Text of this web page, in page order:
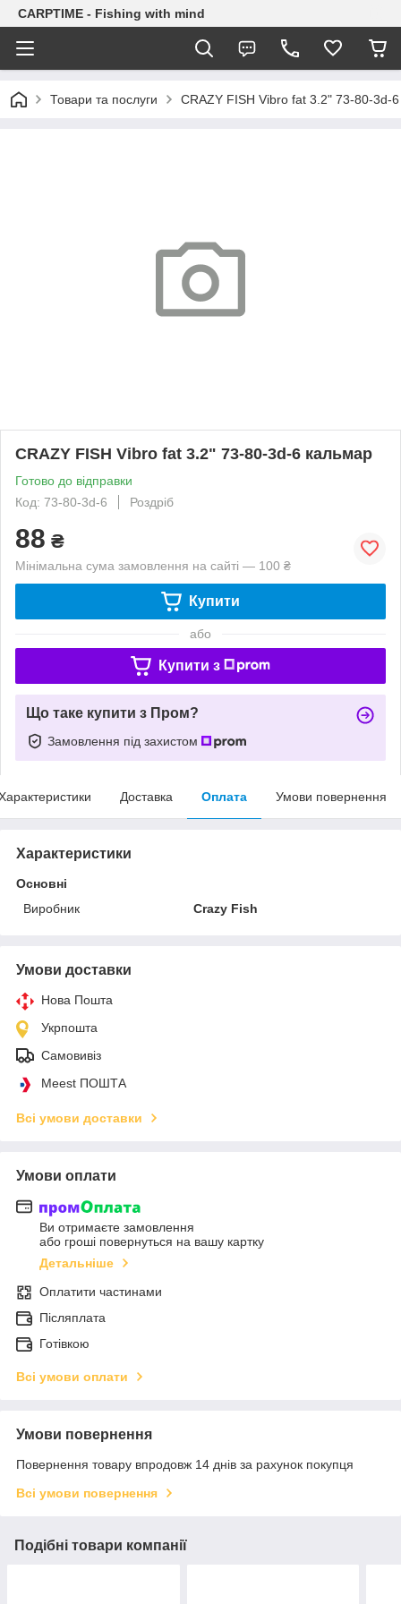
CARPTIME - Fishing with mind
Товари та послуги CRAZY FISH Vibro fat 3.2" 73-80-3d-
CRAZY FISH Vibro fat 3.2" 73-80-3d-6 кальмар
Готово до відправки
Код: 73-80-3d-6
Роздріб
88 ₴
Мінімальна сума замовлення на сайті — 100 ₴
Купити
або
Купити з
Що таке купити з Пром?
Замовлення під захистом
Доставка Оплата Умови повернення
Характеристики
Основні
Виробник
Crazy Fish
Умови доставки
Нова Пошта
Укрпошта
Самовивіз
Meest ПОШТА
Всі умови доставки
Умови оплати
Ви отримаєте замовлення
або гроші повернуться на вашу картку
Детальніше
Оплатити частинами
Післяплата
Готівкою
Всі умови оплати
Умови повернення
Повернення товару впродовж 14 днів за рахунок покупця
Всі умови повернення
Подібні товари компанії